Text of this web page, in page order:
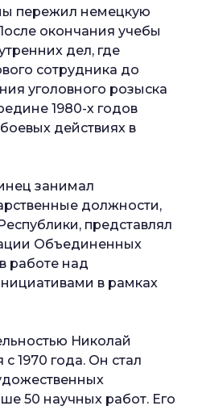
пережил немецкую
окончания учебы
дел, где
сотрудника до
уголовного розыска
1980-х годов
действиях в
занимал
должности,
представлял
Объединенных
работе над
в рамках
Николай
1970 года. Он стал
50 научных работ. Его